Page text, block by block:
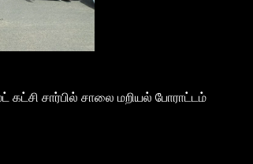
சார்பில் சாலை மறியல் போராட்டம்